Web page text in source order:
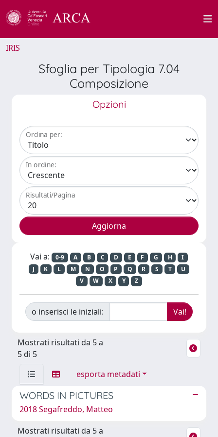
IRIS
Sfoglia per Tipologia 7.04
Composizione
Opzioni
Ordina per:
In ordine:
Risultati/Pagina
Vai a: 0-9 A B C D E F G H
I
J
K L M N O P Q R S T
U
V
W X Y Z
o inserisci le iniziali:
Mostrati risultati da 5 a
5 di 5
esporta metadati
WORDS IN PICTURES
2018 Segafreddo, Matteo
Mostrati risultati da 5 a